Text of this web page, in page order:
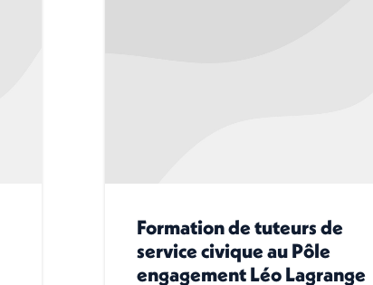
Formation de tuteurs de
service civique au Pôle
engagement Léo Lagrange